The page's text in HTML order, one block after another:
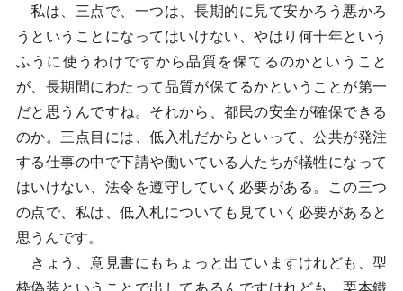
私は、三点で、一つは、長期的に見て安かろう悪かろ
うということになってはいけない、やはり何十年という
ふうに使うわけですから品質を保てるのかということ
が、長期間にわたって品質が保てるかということが第一
だと思うんですね。それから、都民の安全が確保できる
のか。三点目には、低入札だからといって、公共が発注
する仕事の中で下請や働いている人たちが犠牲になって
はいけない、法令を遵守していく必要がある。この三つ
の点で、私は、低入札についても見ていく必要があると
思うんです。
きょう、意見書にもちょっと出ていますけれども、型
枠偽装ということで出してあるんですけれども、栗本鐵